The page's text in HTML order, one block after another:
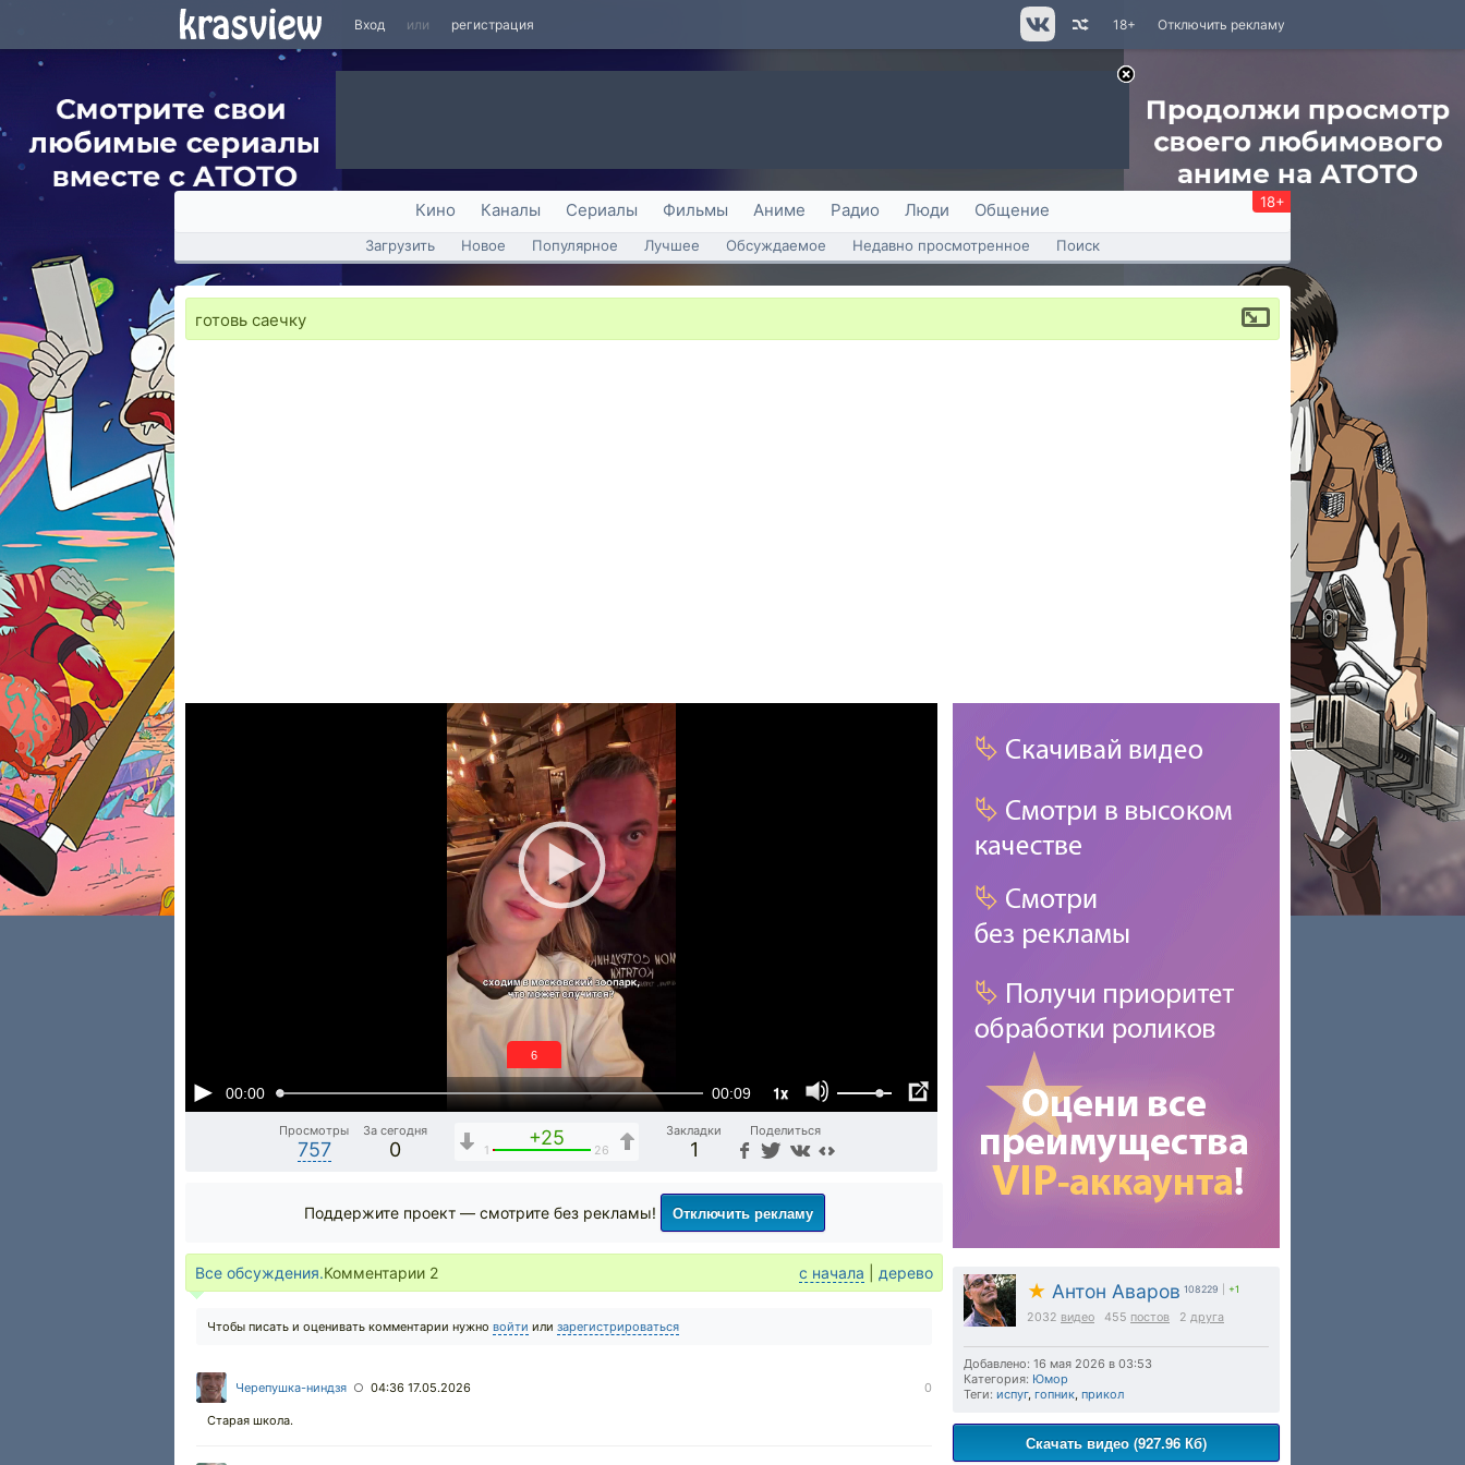
Вход или регистрация Отключить рекламу
18+
Кино Каналы Сериалы Фильмы Аниме Радио Люди Общение 18+
Загрузить Новое Популярное Лучшее Обсуждаемое Недавно просмотренное Поиск
готовь саечку
00:00 00:09 1x
6
Просмотры
757
За сегодня
0
+25
1 26
Закладки
1
Поделиться
★ Антон Аваров 108229 +1
2032 видео 455 постов 2 друга
Добавлено: 16 мая 2026 в 03:53
Категория: Юмор
Теги: испуг, гопник, прикол
Скачать видео (927.96 Кб)
Поддержите проект — смотрите без рекламы! Отключить рекламу
Все обсуждения.Комментарии 2 с начала дерево
Чтобы писать и оценивать комментарии нужно войти или зарегистрироваться
Черепушка-ниндзя ○ 04:36 17.05.2026 0
Старая школа.